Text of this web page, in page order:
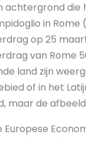
achtergrond die
in
op 25
van Rome 50
land zijn
of in het
maar de